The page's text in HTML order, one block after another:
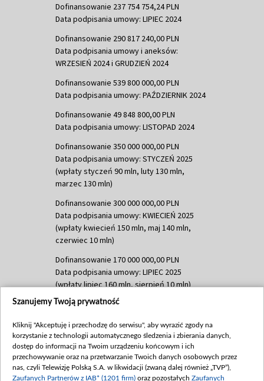
Dofinansowanie 237 754 754,24 PLN
Data podpisania umowy: LIPIEC 2024
Dofinansowanie 290 817 240,00 PLN
Data podpisania umowy i aneksów:
WRZESIEŃ 2024 i GRUDZIEŃ 2024
Dofinansowanie 539 800 000,00 PLN
Data podpisania umowy: PAŹDZIERNIK 2024
Dofinansowanie 49 848 800,00 PLN
Data podpisania umowy: LISTOPAD 2024
Dofinansowanie 350 000 000,00 PLN
Data podpisania umowy: STYCZEŃ 2025
(wpłaty styczeń 90 mln, luty 130 mln,
marzec 130 mln)
Dofinansowanie 300 000 000,00 PLN
Data podpisania umowy: KWIECIEŃ 2025
(wpłaty kwiecień 150 mln, maj 140 mln,
czerwiec 10 mln)
Dofinansowanie 170 000 000,00 PLN
Data podpisania umowy: LIPIEC 2025
(wpłaty lipiec 160 mln, sierpień 10 mln)
Dofinansowanie 60 000 000,00 PLN
(wpłata wrzesień 60 mln)
Dofinansowanie 635 783 051,21 PLN
Data podpisania umowy: WRZESIEŃ 2025
(wpłata wrzesień 100 mln, październik 350
Szanujemy Twoją prywatność
Kliknij "Akceptuję i przechodzę do serwisu", aby wyrazić zgody na
korzystanie z technologii automatycznego śledzenia i zbierania danych,
dostęp do informacji na Twoim urządzeniu końcowym i ich
przechowywanie oraz na przetwarzanie Twoich danych osobowych przez
nas, czyli Telewizję Polską S.A. w likwidacji (zwaną dalej również „TVP”),
Zaufanych Partnerów z IAB* (1201 firm) oraz pozostałych Zaufanych